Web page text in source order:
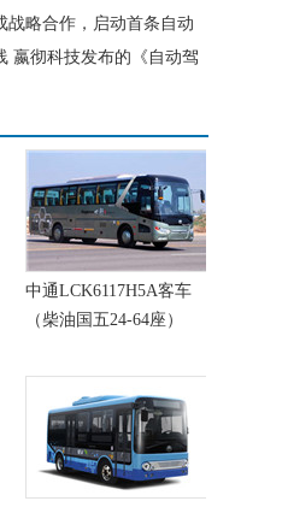
战略合作，启动首条自动
嬴彻科技发布的《自动驾
中通LCK6117H5A客车
（柴油国五24-64座）